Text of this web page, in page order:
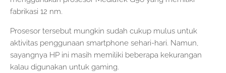
fabrikasi 12 nm.
Prosesor tersebut mungkin sudah cukup mulus untuk
aktivitas penggunaan smartphone sehari-hari. Namun,
sayangnya HP ini masih memiliki beberapa kekurangan
kalau digunakan untuk gaming.